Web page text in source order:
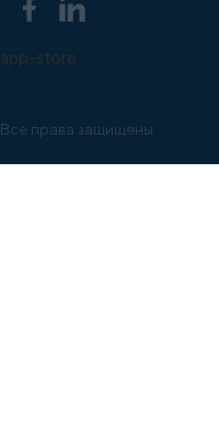
Все права защищены